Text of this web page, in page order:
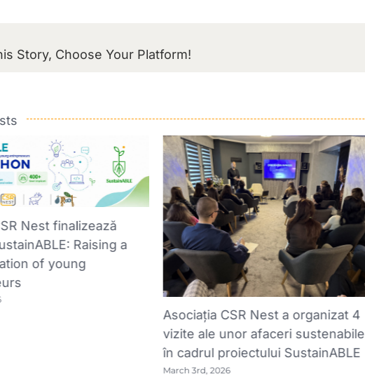
Story, Choose Your Platform!
Nest finalizează
Raising a
of young
Asociația CSR Nest a organizat 4
vizite ale unor afaceri sustenabile
în cadrul proiectului SustainABLE
March 3rd, 2026